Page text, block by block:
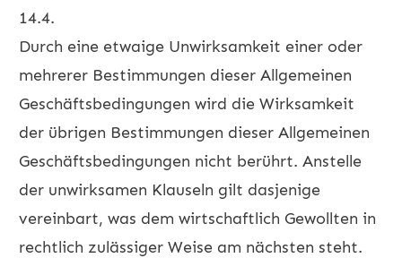
14.4.
Durch eine etwaige Unwirksamkeit einer oder
mehrerer Bestimmungen dieser Allgemeinen
Geschäftsbedingungen wird die Wirksamkeit
der übrigen Bestimmungen dieser Allgemeinen
Geschäftsbedingungen nicht berührt. Anstelle
der unwirksamen Klauseln gilt dasjenige
vereinbart, was dem wirtschaftlich Gewollten in
rechtlich zulässiger Weise am nächsten steht.